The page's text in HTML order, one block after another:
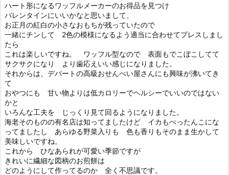
ハート形になるワッフルメーカーのお得品を見つけ
バレンタインにいいかなと思いまして、
お正月の紅白の小さなおもちが残っていたので
一緒にチンして 2色の模様になるよう適当に合わせてプレスしまし
たら
これは楽しいですね。 ワッフル型なので 表面もでこぼこしてて
サクサクになり より歯応えいい感じになりました。
それからは、デパートの高級おせんべい屋さんにも興味が沸いてき
て
おやつにも 甘い物よりは低カロリーでヘルシーでいいのではない
かと
いろんな工夫を じっくり見て回るようになりました。
海老そのものの有名店は知ってましたけど イカもぺったんこにな
ってましたし あらゆる野菜入りも 色も香りもそのまま生かして
美味しいですね。
これから ひなあられが可愛い季節ですが
きれいに繊細な図柄のお煎餅は
どのようにして作ってるのか 全く不思議です。